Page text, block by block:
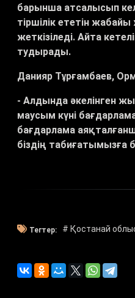
барынша атсалысып
тіршілік ететін
жеткізіледі. Айта
тудырады.
Данияр Тұрғамбаев,
- Алдында әкелінген
маусым күні
бағдарлама
біздің табиғатымызға
Тегтер: # Қостанай